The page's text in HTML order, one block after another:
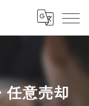
意売却